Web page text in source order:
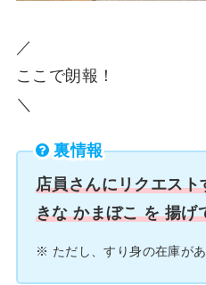
／
ここで朗報！
＼
裏情報
店員さんにリクエス
きな かまぼこ を 揚げ
※ ただし、すり身の在庫が